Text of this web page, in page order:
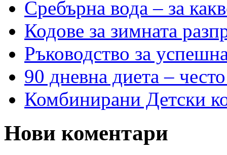
Сребърна вода – за
Кодове за зимната
Ръководство за
90 дневна диета –
Комбинирани Детски
Нови коментари